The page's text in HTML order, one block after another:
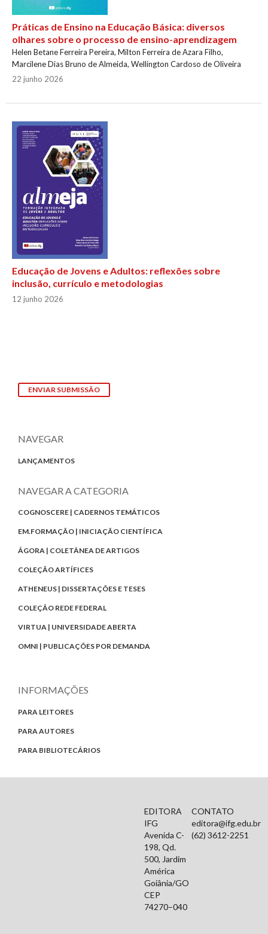
Práticas de Ensino na Educação Básica: diversos
olhares sobre o processo de ensino-aprendizagem
Helen Betane Ferreira Pereira, Milton Ferreira de Azara Filho,
Marcilene Dias Bruno de Almeida, Wellington Cardoso de Oliveira
22 junho 2026
Educação de Jovens e Adultos: reflexões sobre
inclusão, currículo e metodologias
12 junho 2026
ENVIAR SUBMISSÃO
NAVEGAR
LANÇAMENTOS
NAVEGAR A CATEGORIA
COGNOSCERE | CADERNOS TEMÁTICOS
EM.FORMAÇÃO | INICIAÇÃO CIENTÍFICA
ÁGORA | COLETÂNEA DE ARTIGOS
COLEÇÃO ARTÍFICES
ATHENEUS | DISSERTAÇÕES E TESES
COLEÇÃO REDE FEDERAL
VIRTUA | UNIVERSIDADE ABERTA
OMNI | PUBLICAÇÕES POR DEMANDA
INFORMAÇÕES
PARA LEITORES
PARA AUTORES
PARA BIBLIOTECÁRIOS
EDITORA
IFG
Avenida C-
198, Qd.
500, Jardim
América
Goiânia/GO
CEP
74270–040
CONTATO
editora@ifg.edu.br
(62) 3612-2251